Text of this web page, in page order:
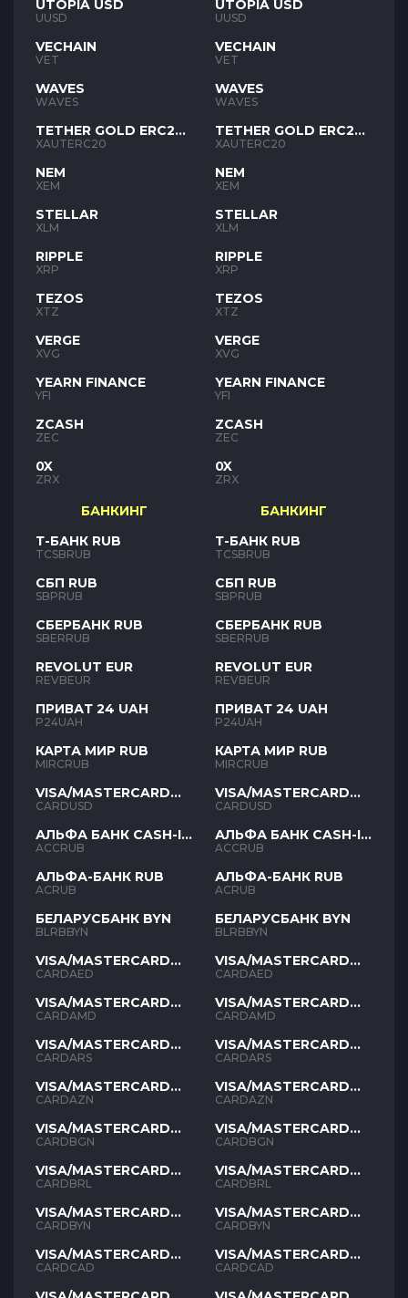
UTOPIA USD
UUSD
VECHAIN
VET
WAVES
WAVES
TETHER GOLD ERC20
XAUT
XAUTERC20
NEM
XEM
STELLAR
XLM
RIPPLE
XRP
TEZOS
XTZ
VERGE
XVG
YEARN FINANCE
YFI
ZCASH
ZEC
0X
ZRX
БАНКИНГ
Т-БАНК RUB
TCSBRUB
СБП RUB
SBPRUB
СБЕРБАНК RUB
SBERRUB
REVOLUT EUR
REVBEUR
ПРИВАТ 24 UAH
P24UAH
КАРТА МИР RUB
MIRCRUB
VISA/MASTERCARD
USD
CARDUSD
АЛЬФА БАНК CASH-IN
RUB
ACCRUB
АЛЬФА-БАНК RUB
ACRUB
БЕЛАРУСБАНК BYN
BLRBBYN
VISA/MASTERCARD
AED
CARDAED
VISA/MASTERCARD
AMD
CARDAMD
VISA/MASTERCARD
ARS
CARDARS
VISA/MASTERCARD
AZN
CARDAZN
VISA/MASTERCARD
BGN
CARDBGN
VISA/MASTERCARD
BRL
CARDBRL
VISA/MASTERCARD
BYN
CARDBYN
VISA/MASTERCARD
CAD
CARDCAD
UTOPIA USD
UUSD
VECHAIN
VET
WAVES
WAVES
TETHER GOLD ERC20
XAUT
XAUTERC20
NEM
XEM
STELLAR
XLM
RIPPLE
XRP
TEZOS
XTZ
VERGE
XVG
YEARN FINANCE
YFI
ZCASH
ZEC
0X
ZRX
БАНКИНГ
Т-БАНК RUB
TCSBRUB
СБП RUB
SBPRUB
СБЕРБАНК RUB
SBERRUB
REVOLUT EUR
REVBEUR
ПРИВАТ 24 UAH
P24UAH
КАРТА МИР RUB
MIRCRUB
VISA/MASTERCARD
USD
CARDUSD
АЛЬФА БАНК CASH-IN
RUB
ACCRUB
АЛЬФА-БАНК RUB
ACRUB
БЕЛАРУСБАНК BYN
BLRBBYN
VISA/MASTERCARD
AED
CARDAED
VISA/MASTERCARD
AMD
CARDAMD
VISA/MASTERCARD
ARS
CARDARS
VISA/MASTERCARD
AZN
CARDAZN
VISA/MASTERCARD
BGN
CARDBGN
VISA/MASTERCARD
BRL
CARDBRL
VISA/MASTERCARD
BYN
CARDBYN
VISA/MASTERCARD
CAD
CARDCAD